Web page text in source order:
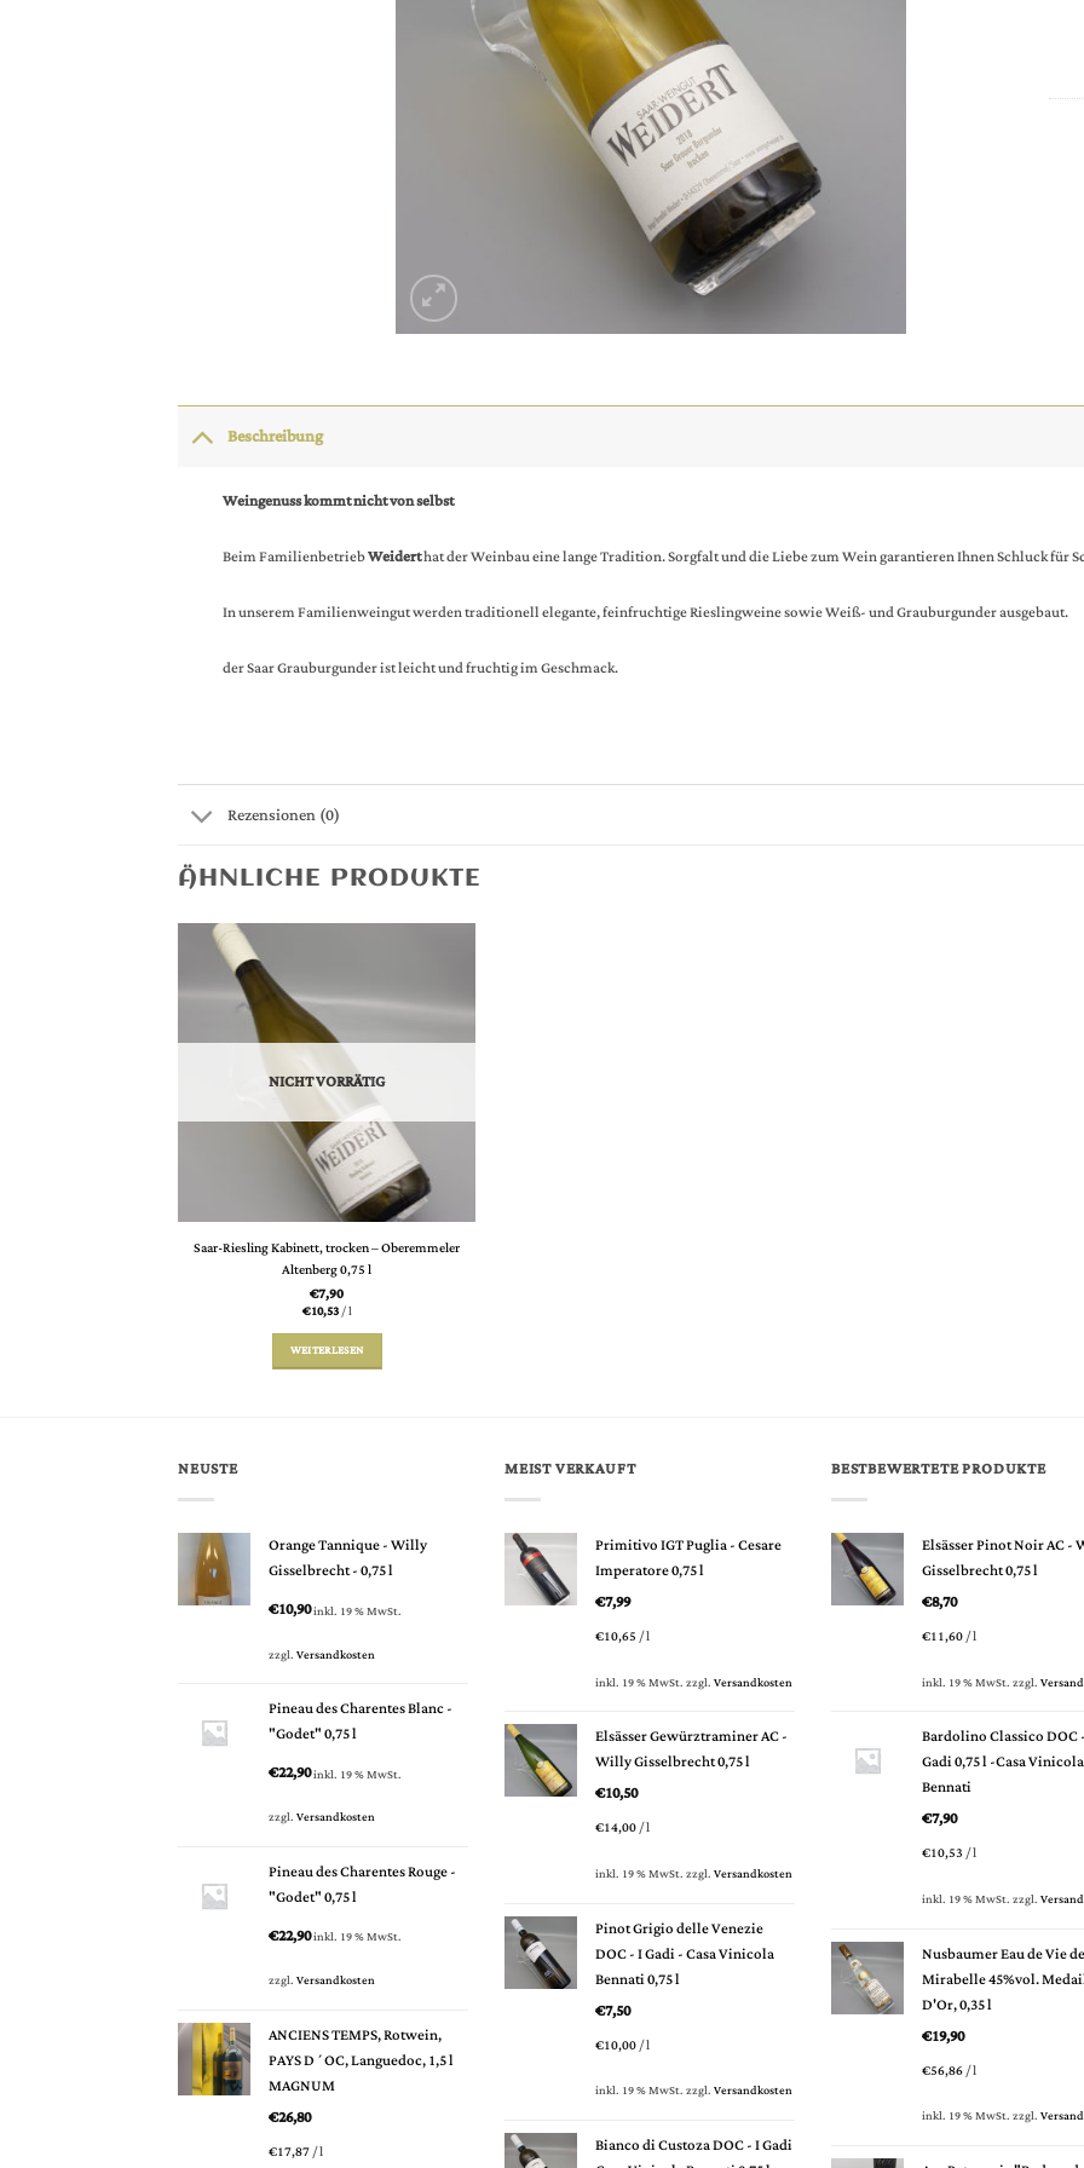
Beschreibung
Weingenuss kommt nicht von selbst
Beim FamilienbetriebWeiderthat der Weinbau eine lange Tradition. Sorgfalt und die Liebe zum Wein garantieren Ihnen Schluck für
In unserem Familienweingut werden traditionell elegante, feinfruchtige Rieslingweine sowie Weiß- und Grauburgunder ausgebaut.
der Saar Grauburgunder ist leicht und fruchtig im Geschmack.
Rezensionen (0)
ÄHNLICHE PRODUKTE
NICHT VORRÄTIG
Saar-Riesling Kabinett, trocken – Oberemmeler
Altenberg 0,75 l
€7,90
€10,53/l
WEITERLESEN
NEUSTE
Orange Tannique - Willy
Gisselbrecht - 0,75 l
€10,90inkl. 19 % MwSt.
zzgl.Versandkosten
Pineau des Charentes Blanc -
"Godet" 0,75 l
€22,90inkl. 19 % MwSt.
zzgl.Versandkosten
Pineau des Charentes Rouge -
"Godet" 0,75 l
€22,90inkl. 19 % MwSt.
zzgl.Versandkosten
ANCIENS TEMPS, Rotwein,
PAYS D´OC, Languedoc, 1,5 l
MAGNUM
€26,80
€17,87/l
MEIST VERKAUFT
Primitivo IGT Puglia - Cesare
Imperatore 0,75 l
€7,99
€10,65/l
inkl. 19 % MwSt.zzgl.Versandkosten
Elsässer Gewürztraminer AC -
Willy Gisselbrecht 0,75 l
€10,50
€14,00/l
inkl. 19 % MwSt.zzgl.Versandkosten
Pinot Grigio delle Venezie
DOC - I Gadi - Casa Vinicola
Bennati 0,75 l
€7,50
€10,00/l
inkl. 19 % MwSt.zzgl.Versandkosten
Bianco di Custoza DOC - I Gadi
BESTBEWERTETE PRODUKTE
Elsässer Pinot Noir AC -
Gisselbrecht 0,75 l
€8,70
€11,60/l
inkl. 19 % MwSt.zzgl.
Bardolino Classico DOC
Gadi 0,75 l -Casa Vinicola
Bennati
€7,90
€10,53/l
inkl. 19 % MwSt.zzgl.
Nusbaumer Eau de Vie de
Mirabelle 45%vol.
D'Or, 0,35 l
€19,90
€56,86/l
inkl. 19 % MwSt.zzgl.